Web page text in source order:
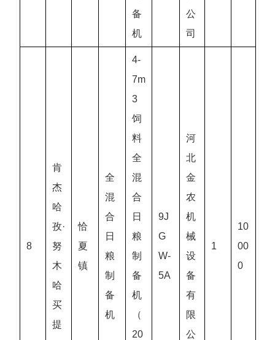
备
机
公
司
8
肯
杰
哈
孜·
努
木
哈
买
提
恰
夏
镇
全
混
合
日
粮
制
备
机
4-
7m
3
饲
料
全
混
合
日
粮
制
备
机
（
20
9J
G
W-
5A
河
北
金
农
机
械
设
备
有
限
公
1
10
00
0